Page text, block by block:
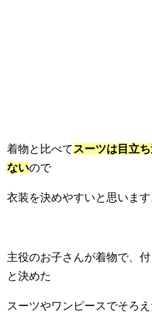
着物と比べて スーツは目立
ないので
衣装を決めやすいと思います
主役のお子さんが着物で、
と決めた
スーツやワンピースでそろえ